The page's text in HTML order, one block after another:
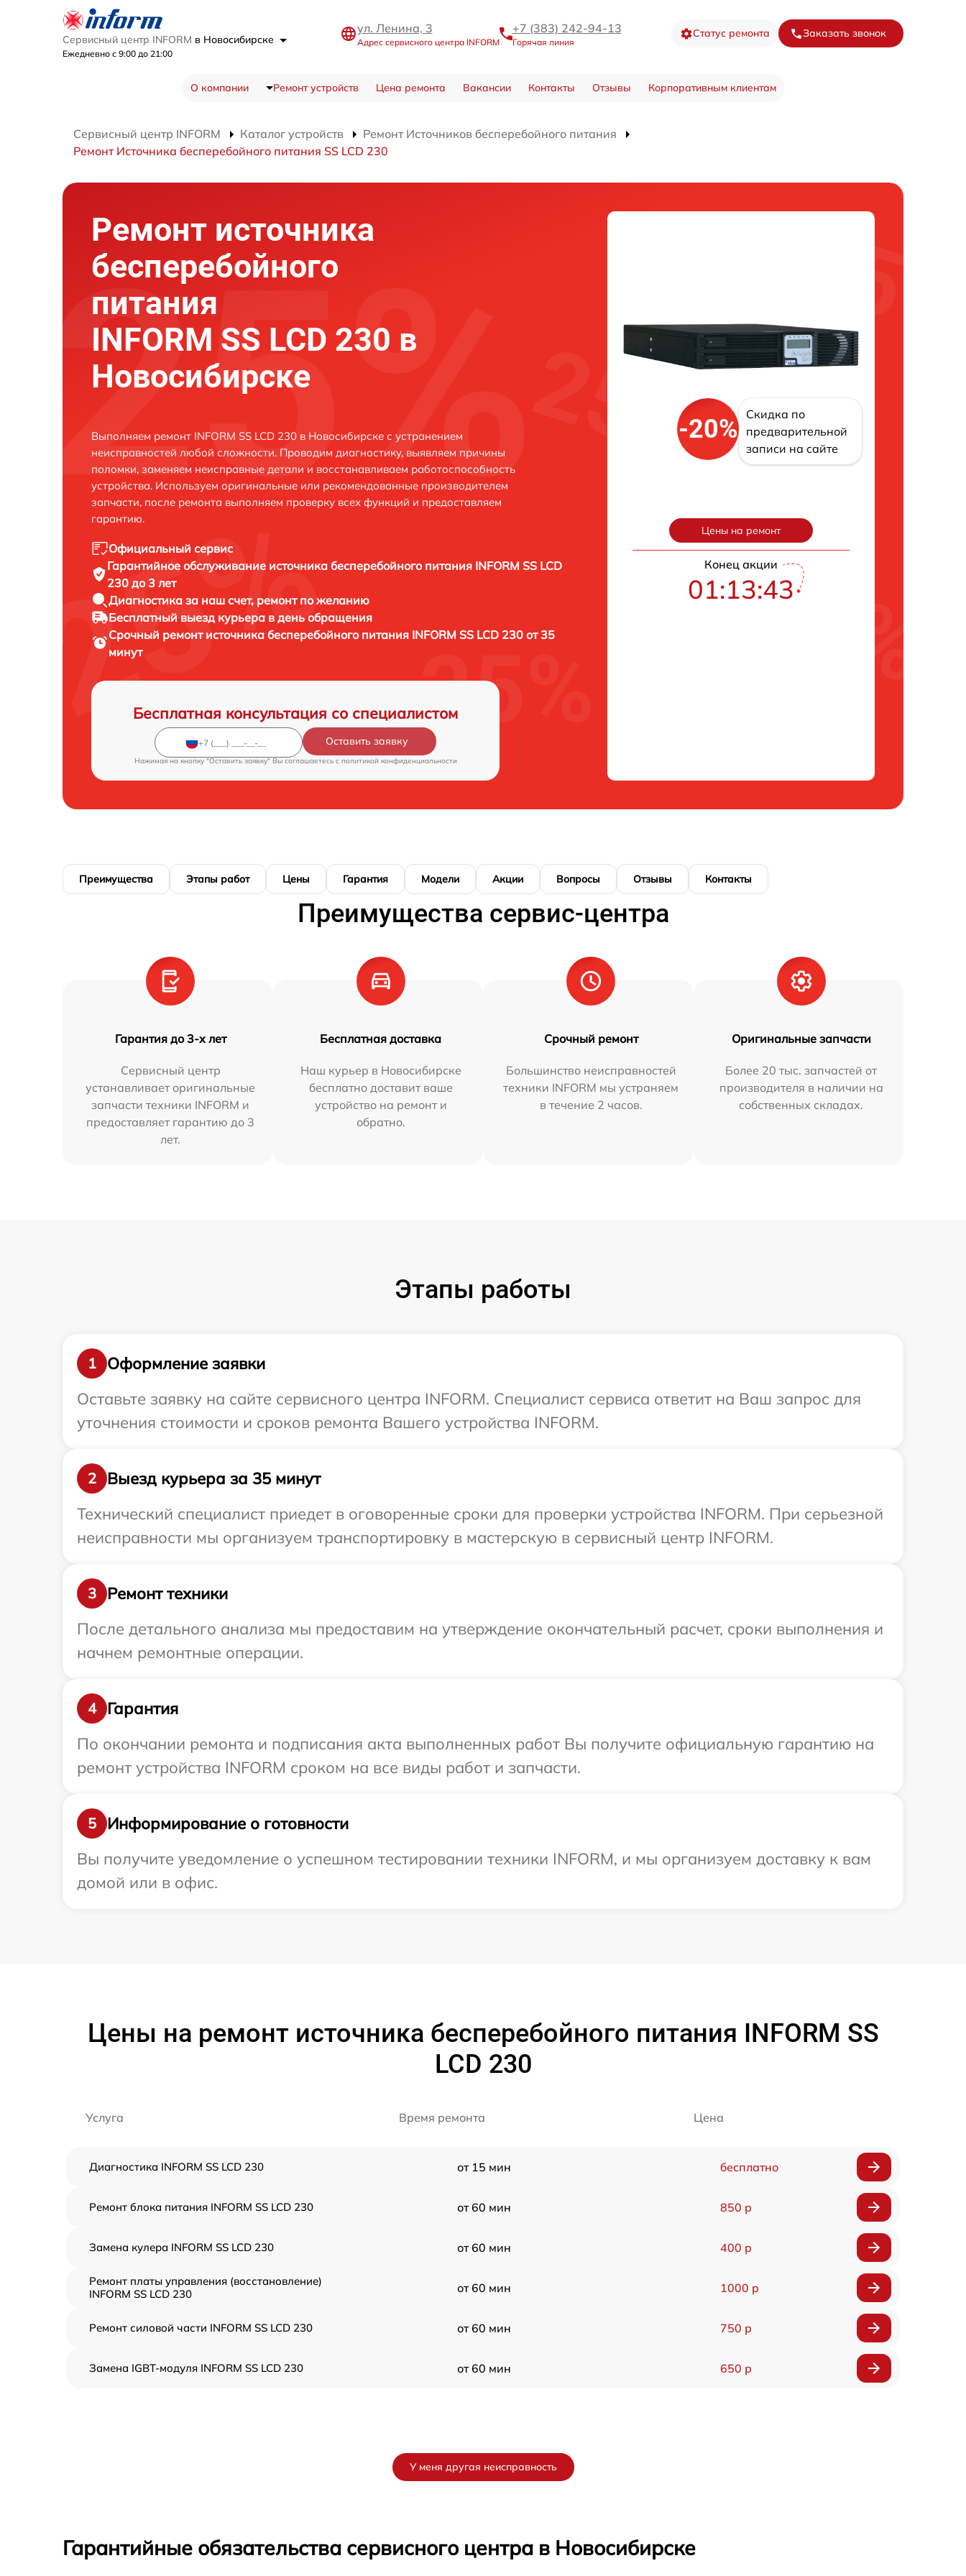
Сервисный центр INFORM в Новосибирске
Ежедневно с 9:00 до 21:00
ул. Ленина, 3
Адрес сервисного центра INFORM
+7 (383) 242-94-13
Горячая линия
Статус ремонта Заказать звонок
О компании Ремонт устройств Цена ремонта Вакансии Контакты Отзывы Корпоративным клиентам
Сервисный центр INFORM Каталог устройств
Ремонт Источников бесперебойного питания
Ремонт Источника бесперебойного питания SS LCD 230
Ремонт источника
бесперебойного
питания
INFORM SS LCD 230 в
Новосибирске
Выполняем ремонт INFORM SS LCD 230 в Новосибирске с устранением
неисправностей любой сложности. Проводим диагностику, выявляем причины
поломки, заменяем неисправные детали и восстанавливаем работоспособность
устройства. Используем оригинальные или рекомендованные производителем
запчасти, после ремонта выполняем проверку всех функций и предоставляем
гарантию.
Официальный сервис
Гарантийное обслуживание источника бесперебойного питания INFORM SS LCD
230 до 3 лет
Диагностика за наш счет, ремонт по желанию
Бесплатный выезд курьера в день обращения
Срочный ремонт источника бесперебойного питания INFORM SS LCD 230 от 35
минут
Бесплатная консультация со специалистом
Оставить заявку
Нажимая на кнопку "Оставить заявку" Вы соглашаетесь c политикой конфиденциальности
-20%
Скидка по
предварительной
записи на сайте
Цены на ремонт
Конец акции
01:13:42
Преимущества Этапы работ Цены Гарантия Модели Акции Вопросы Отзывы Контакты
Преимущества сервис-центра
Гарантия до 3-х лет
Сервисный центр
устанавливает оригинальные
запчасти техники INFORM и
предоставляет гарантию до 3
лет.
Бесплатная доставка
Наш курьер в Новосибирске
бесплатно доставит ваше
устройство на ремонт и
обратно.
Срочный ремонт
Большинство неисправностей
техники INFORM мы устраняем
в течение 2 часов.
Оригинальные запчасти
Более 20 тыс. запчастей от
производителя в наличии на
собственных складах.
Этапы работы
1
Оформление заявки
Оставьте заявку на сайте сервисного центра INFORM. Специалист сервиса ответит на Ваш запрос для
уточнения стоимости и сроков ремонта Вашего устройства INFORM.
2
Выезд курьера за 35 минут
Технический специалист приедет в оговоренные сроки для проверки устройства INFORM. При серьезной
неисправности мы организуем транспортировку в мастерскую в сервисный центр INFORM.
3
Ремонт техники
После детального анализа мы предоставим на утверждение окончательный расчет, сроки выполнения и
начнем ремонтные операции.
4
Гарантия
По окончании ремонта и подписания акта выполненных работ Вы получите официальную гарантию на
ремонт устройства INFORM сроком на все виды работ и запчасти.
5
Информирование о готовности
Вы получите уведомление о успешном тестировании техники INFORM, и мы организуем доставку к вам
домой или в офис.
Цены на ремонт источника бесперебойного питания INFORM SS
LCD 230
Услуга Время ремонта Цена
Диагностика INFORM SS LCD 230 от 15 мин бесплатно
Ремонт блока питания INFORM SS LCD 230 от 60 мин 850 р
Замена кулера INFORM SS LCD 230 от 60 мин 400 р
Ремонт платы управления (восстановление)
INFORM SS LCD 230
от 60 мин 1000 р
Ремонт силовой части INFORM SS LCD 230 от 60 мин 750 р
Замена IGBT-модуля INFORM SS LCD 230 от 60 мин 650 р
У меня другая неисправность
Гарантийные обязательства сервисного центра в Новосибирске